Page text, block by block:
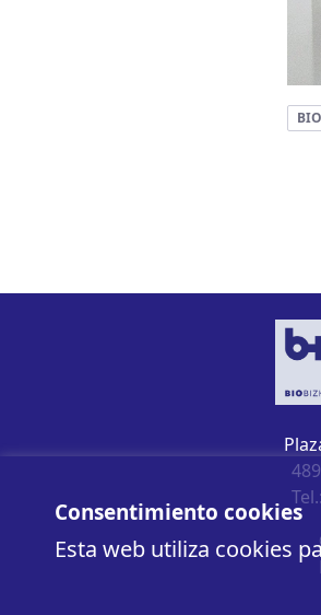
Consentimiento cookies
Esta web utiliza cookies